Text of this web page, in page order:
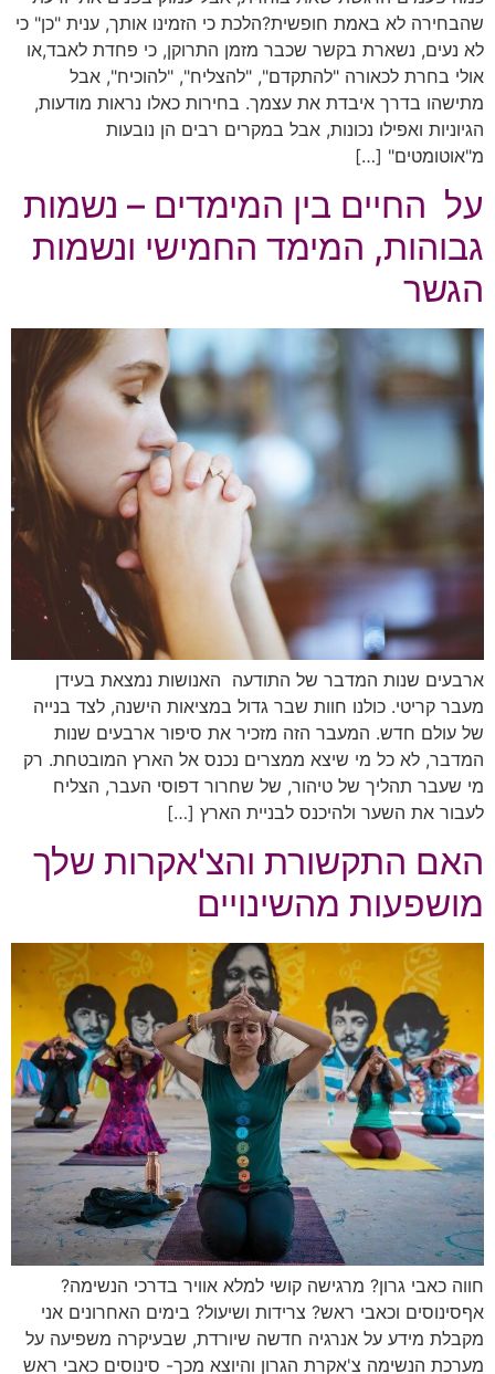
שהבחירה לא באמת חופשית?הלכת כי הזמינו אותך, ענית "כן" כי
לא נעים, נשארת בקשר שכבר מזמן התרוקן, כי פחדת לאבד,או
אולי בחרת לכאורה "להתקדם", "להצליח", "להוכיח", אבל
מתישהו בדרך איבדת את עצמך. בחירות כאלו נראות מודעות,
הגיוניות ואפילו נכונות, אבל במקרים רבים הן נובעות
מ"אוטומטים" […]
על החיים בין המימדים – נשמות
גבוהות, המימד החמישי ונשמות
הגשר
ארבעים שנות המדבר של התודעה האנושות נמצאת בעידן
מעבר קריטי. כולנו חוות שבר גדול במציאות הישנה, לצד בנייה
של עולם חדש. המעבר הזה מזכיר את סיפור ארבעים שנות
המדבר, לא כל מי שיצא ממצרים נכנס אל הארץ המובטחת. רק
מי שעבר תהליך של טיהור, של שחרור דפוסי העבר, הצליח
לעבור את השער ולהיכנס לבניית הארץ […]
האם התקשורת והצ'אקרות שלך
מושפעות מהשינויים
חווה כאבי גרון? מרגישה קושי למלא אוויר בדרכי הנשימה?
אףסינוסים וכאבי ראש? צרידות ושיעול? בימים האחרונים אני
מקבלת מידע על אנרגיה חדשה שיורדת, שבעיקרה משפיעה על
מערכת הנשימה צ'אקרת הגרון והיוצא מכך- סינוסים כאבי ראש